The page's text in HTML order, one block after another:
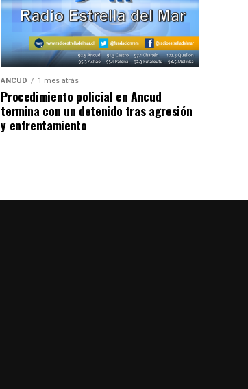
ANCUD 1 mes atrás
Procedimiento policial en Ancud
termina con un detenido tras agresión
y enfrentamiento